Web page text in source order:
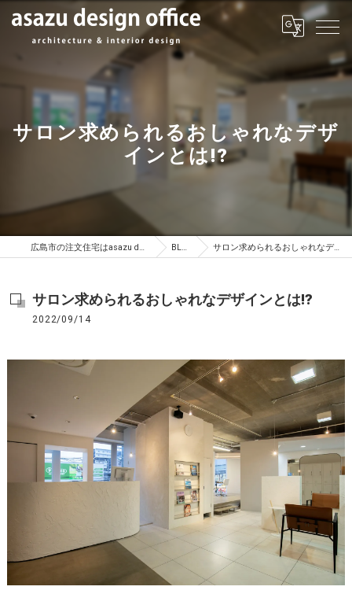
サロン求められるおしゃれなデザ
インとは!?
広島市の注文住宅はasazu design office BLOG サロン求められるおしゃれなデザインとは!?
サロン求められるおしゃれなデザインとは!?
2022/09/14